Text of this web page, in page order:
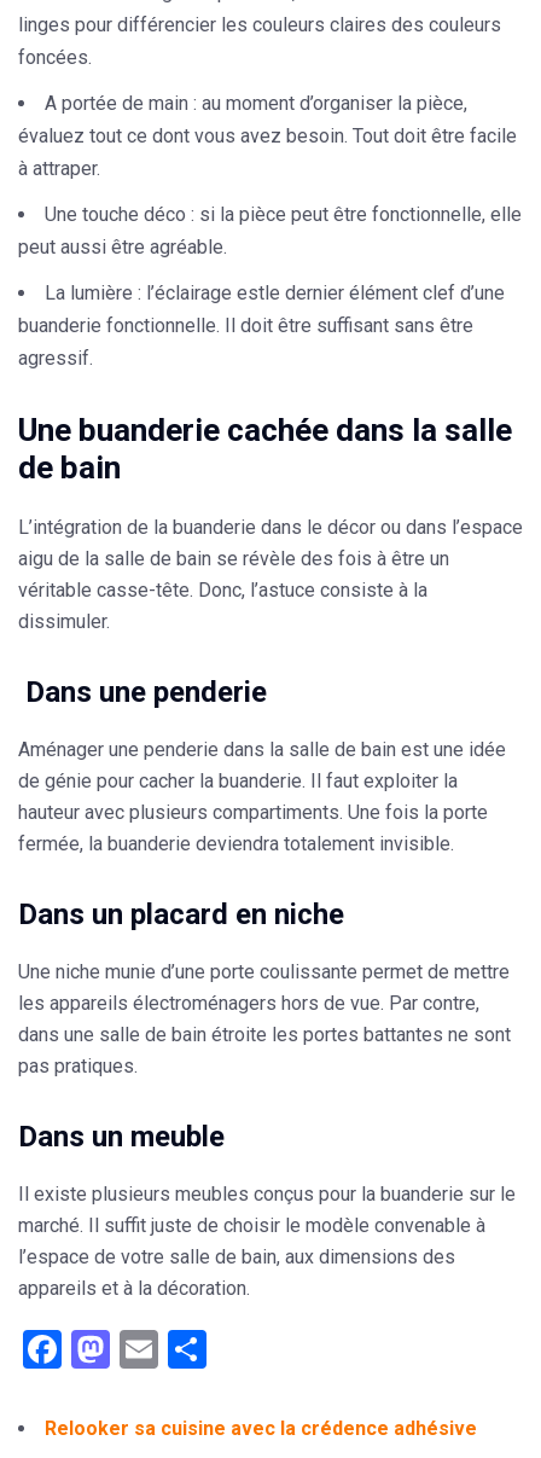
linges pour différencier les couleurs claires des couleurs
foncées.
A portée de main : au moment d’organiser la pièce,
évaluez tout ce dont vous avez besoin. Tout doit être facile
à attraper.
Une touche déco : si la pièce peut être fonctionnelle, elle
peut aussi être agréable.
La lumière : l’éclairage estle dernier élément clef d’une
buanderie fonctionnelle. Il doit être suffisant sans être
agressif.
Une buanderie cachée dans la salle
de bain
L’intégration de la buanderie dans le décor ou dans l’espace
aigu de la salle de bain se révèle des fois à être un
véritable casse-tête. Donc, l’astuce consiste à la
dissimuler.
Dans une penderie
Aménager une penderie dans la salle de bain est une idée
de génie pour cacher la buanderie. Il faut exploiter la
hauteur avec plusieurs compartiments. Une fois la porte
fermée, la buanderie deviendra totalement invisible.
Dans un placard en niche
Une niche munie d’une porte coulissante permet de mettre
les appareils électroménagers hors de vue. Par contre,
dans une salle de bain étroite les portes battantes ne sont
pas pratiques.
Dans un meuble
Il existe plusieurs meubles conçus pour la buanderie sur le
marché. Il suffit juste de choisir le modèle convenable à
l’espace de votre salle de bain, aux dimensions des
appareils et à la décoration.
Facebook
Mastodon
Email
Relooker sa cuisine avec la crédence adhésive